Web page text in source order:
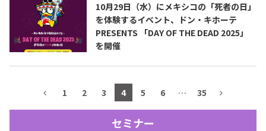
TEQUILA JOURNAL
10月29日（水）にメキシコの「死者の日」
を体験するイベント、ドン・キホーテ
PRESENTS 「DAY OF THE DEAD 2025」
を開催
1 2 3 4 5 6 … 35
セミナー